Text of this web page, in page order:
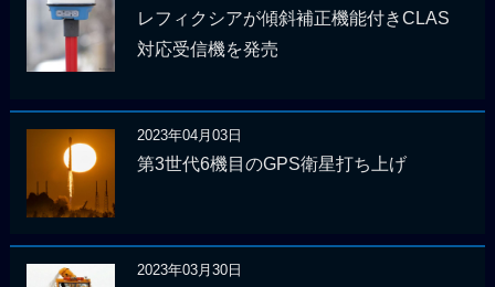
レフィクシアが傾斜補正機能付きCLAS
対応受信機を発売
2023年04月03日
第3世代6機目のGPS衛星打ち上げ
2023年03月30日